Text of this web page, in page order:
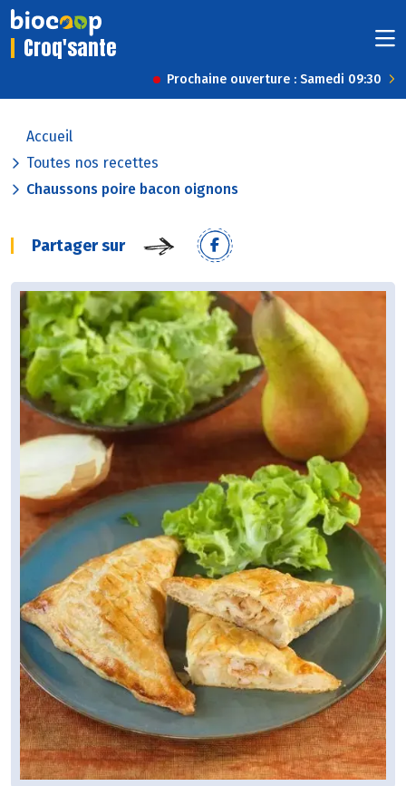
Croq'sante
Prochaine ouverture : Samedi 09:30
Accueil
Toutes nos recettes
Chaussons poire bacon oignons
Partager sur